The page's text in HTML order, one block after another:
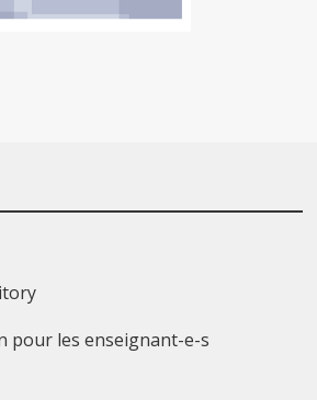
pour les enseignant-e-s